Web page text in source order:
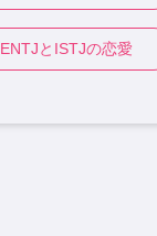
ENTJと ISTJの恋愛